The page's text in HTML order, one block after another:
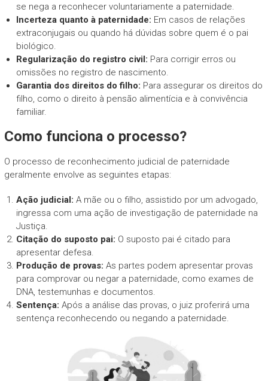
se nega a reconhecer voluntariamente a paternidade.
Incerteza quanto à paternidade: Em casos de relações
extraconjugais ou quando há dúvidas sobre quem é o pai
biológico.
Regularização do registro civil: Para corrigir erros ou
omissões no registro de nascimento.
Garantia dos direitos do filho: Para assegurar os direitos do
filho, como o direito à pensão alimentícia e à convivência
familiar.
Como funciona o processo?
O processo de reconhecimento judicial de paternidade
geralmente envolve as seguintes etapas:
Ação judicial: A mãe ou o filho, assistido por um advogado,
ingressa com uma ação de investigação de paternidade na
Justiça.
Citação do suposto pai: O suposto pai é citado para
apresentar defesa.
Produção de provas: As partes podem apresentar provas
para comprovar ou negar a paternidade, como exames de
DNA, testemunhas e documentos.
Sentença: Após a análise das provas, o juiz proferirá uma
sentença reconhecendo ou negando a paternidade.